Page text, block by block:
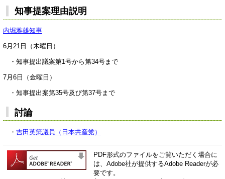
知事提案理由説明
内堀雅雄知事
6月21日（木曜日）
・知事提出議案第1号から第34号まで
7月6日（金曜日）
・知事提出案第35号及び第37号まで
討論
・ 吉田英策議員（日本共産党）
PDF形式のファイルをご覧いただく場合に
は、Adobe社が提供するAdobe Readerが必
要です。